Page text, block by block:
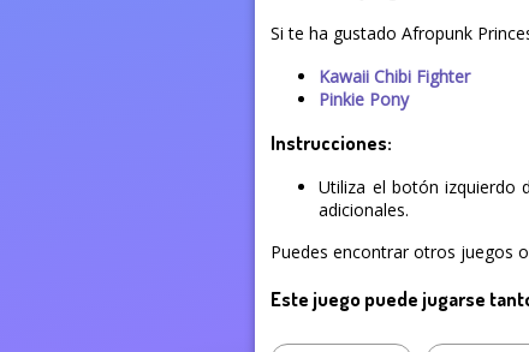
Si te ha gustado Afropunk
Kawaii Chibi Fighter
Pinkie Pony
Instrucciones:
Utiliza el botón izquierdo
adicionales.
Puedes encontrar otros juegos
Este juego puede jugarse